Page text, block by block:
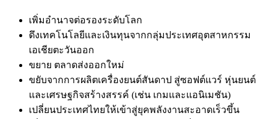
เพิ่มอำนาจต่อรองระดับโลก
ดึงเทคโนโลยีและเงินทุนจากกลุ่มประเทศอุตสาหกรรม
เอเชียตะวันออก
ขยาย ตลาดส่งออกใหม่
ขยับจากการผลิตเครื่องยนต์สันดาป สู่ซอฟต์แวร์ หุ่นยนต์
และเศรษฐกิจสร้างสรรค์ (เช่น เกมและแอนิเมชัน)
เปลี่ยนประเทศไทยให้เข้าสู่ยุคพลังงานสะอาดเร็วขึ้น